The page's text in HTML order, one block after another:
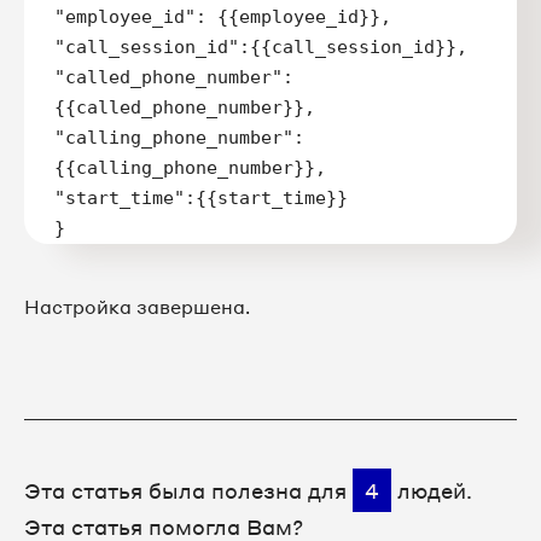
"employee_id": {{employee_id}},
"call_session_id":{{call_session_id}},
"called_phone_number":
{{called_phone_number}},
"calling_phone_number":
{{calling_phone_number}},
"start_time":{{start_time}}
}
Настройка завершена.
Эта статья была полезна для 4
людей.
Эта статья помогла Вам?